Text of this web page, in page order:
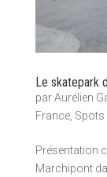
Le skatepark
parAurélien
France, Spots
Présentation
Marchipont